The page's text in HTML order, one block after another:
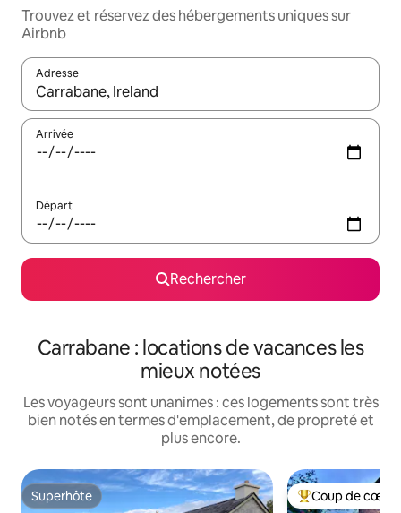
Trouvez et réservez des hébergements uniques sur
Airbnb
Adresse
Lorsque les résultats s'affichent, utilisez les flèches vers le
Arrivée
Départ
Rechercher
Carrabane : locations de vacances les
mieux notées
Les voyageurs sont unanimes : ces logements sont très
bien notés en termes d'emplacement, de propreté et
plus encore.
Superhôte
Superhôte Coups de cœur
Coup de cœur